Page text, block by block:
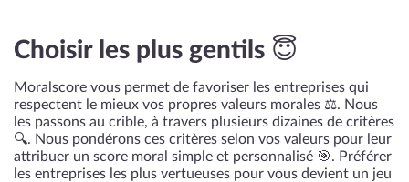
Choisir les plus gentils 😇
Moralscore vous permet de favoriser les entreprises qui
respectent le mieux vos propres valeurs morales ⚖️. Nous
les passons au crible, à travers plusieurs dizaines de critères
🔍. Nous pondérons ces critères selon vos valeurs pour leur
attribuer un score moral simple et personnalisé 🎯. Préférer
les entreprises les plus vertueuses pour vous devient un jeu